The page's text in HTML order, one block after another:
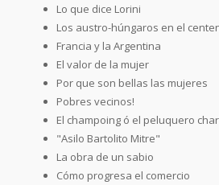
Lo que dice Lorini
Los austro-húngaros en el
Francia y la Argentina
El valor de la mujer
Por que son bellas las mujeres
Pobres vecinos!
El champoing ó el peluquero
"Asilo Bartolito Mitre"
La obra de un sabio
Cómo progresa el comercio